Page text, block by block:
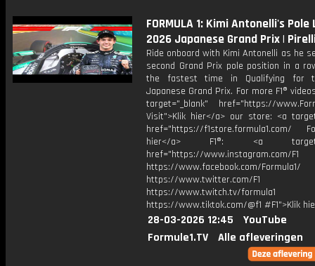
FORMULA 1: Kimi Antonelli's Pole
2026 Japanese Grand Prix |
Ride onboard with Kimi Antonelli as he
second Grand Prix pole position in a
the fastest time in Qualifying for
Japanese Grand Prix. For more F1®
target="_blank" href="https://
Visit">Klik hier</a> our store: <a
href="https://f1store.formula1.com/
hier</a> F1®: <a
href="https://www.instagram.com/F1
https://www.facebook.com/Formula1/
https://www.twitter.com/F1
https://www.twitch.tv/formula1
https://www.tiktok.com/@f1 #F1">Klik
28-03-2026 12:45
YouTube
Formule1.TV
Alle afleveringen